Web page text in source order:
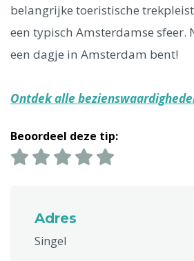
Alles bekijken
belangrijke toeristische
een typisch Amsterdamse sfeer.
een dagje in Amsterdam bent!
Ontdek alle
Beoordeel deze tip:
Adres
Singel